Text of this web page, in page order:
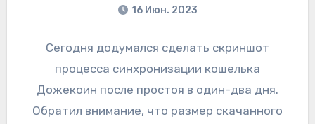
16 Июн. 2023
Сегодня додумался сделать скриншот
процесса синхронизации кошелька
Дожекоин после простоя в один-два дня.
Обратил внимание, что размер скачанного